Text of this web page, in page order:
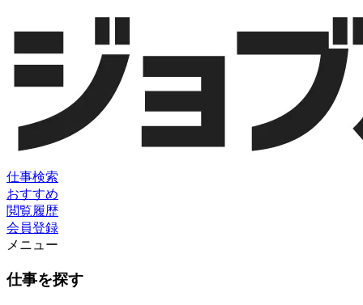
仕事検索
おすすめ
閲覧履歴
会員登録
メニュー
仕事を探す